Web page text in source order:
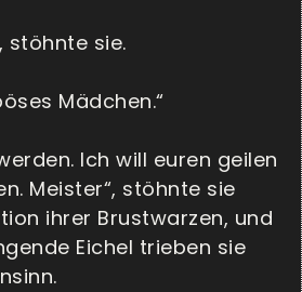
stöhnte sie.
Mädchen.“
Ich will euren geilen
Meister“, stöhnte sie
ihrer Brustwarzen, und
Eichel trieben sie